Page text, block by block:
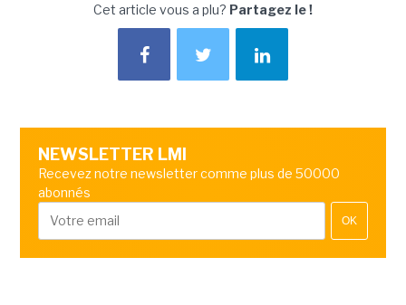
Cet article vous a plu? Partagez le !
NEWSLETTER LMI
Recevez notre newsletter comme plus de 50000
abonnés
OK